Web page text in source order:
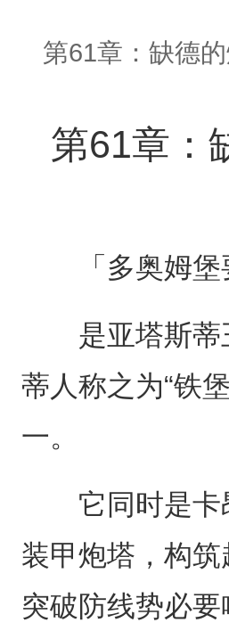
第61章：缺德
第61章：
「多奥姆堡
是亚塔斯蒂王
蒂人称之为“铁
一。
它同时是卡昂
装甲炮塔，构
突破防线势必